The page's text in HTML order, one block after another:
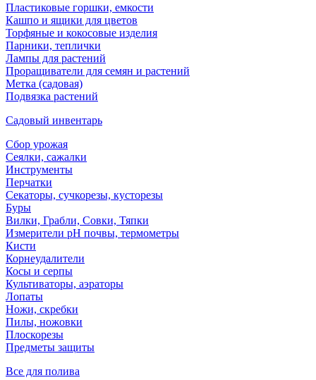
Пластиковые горшки, емкости
Кашпо и ящики для цветов
Торфяные и кокосовые изделия
Парники, теплички
Лампы для растений
Проращиватели для семян и растений
Метка (садовая)
Подвязка растений
Садовый инвентарь
Сбор урожая
Сеялки, сажалки
Инструменты
Перчатки
Секаторы, сучкорезы, кусторезы
Буры
Вилки, Грабли, Совки, Тяпки
Измерители pH почвы, термометры
Кисти
Корнеудалители
Косы и серпы
Культиваторы, аэраторы
Лопаты
Ножи, скребки
Пилы, ножовки
Плоскорезы
Предметы защиты
Все для полива